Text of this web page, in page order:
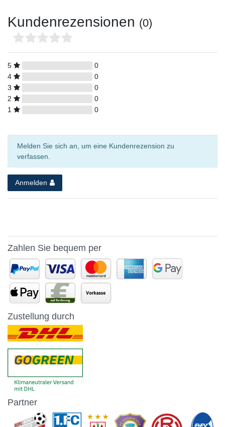
Kundenrezensionen (0)
5
0
4
0
3
0
2
0
1
0
Melden Sie sich an, um eine Kundenrezension zu
verfassen.
Anmelden
Zahlen Sie bequem per
Zustellung durch
Partner